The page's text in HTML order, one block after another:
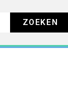
ZOEKEN